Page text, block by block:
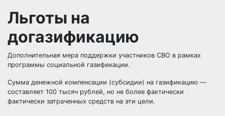
Льготы на
догазификацию
Дополнительная мера поддержки участников СВО в рамках
программы социальной газификации.
Сумма денежной компенсации (субсидии) на газификацию —
составляет 100 тысяч рублей, но не более фактически
фактически затраченных средств на эти цели.